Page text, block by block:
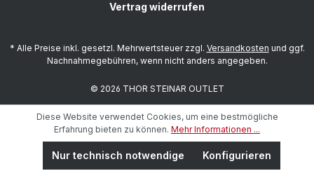
Vertrag widerrufen
* Alle Preise inkl. gesetzl. Mehrwertsteuer zzgl. Versandkosten und ggf.
Nachnahmegebühren, wenn nicht anders angegeben.
© 2026 THOR STEINAR OUTLET
Diese Website verwendet Cookies, um eine bestmögliche
Erfahrung bieten zu können. Mehr Informationen ...
Nur technisch notwendige Konfigurieren